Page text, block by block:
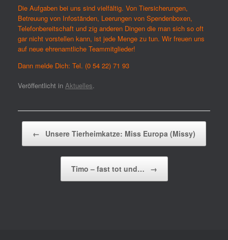
Die Aufgaben bei uns sind vielfältig. Von Tiersicherungen,
Betreuung von Infoständen, Leerungen von Spendenboxen,
Telefonbereitschaft und zig anderen Dingen die man sich so oft
gar nicht vorstellen kann, ist jede Menge zu tun. Wir freuen uns
auf neue ehrenamtliche Teammitglieder!
Dann melde Dich: Tel. (0 54 22) 71 93
Veröffentlicht in Aktuelles.
← Unsere Tierheimkatze: Miss Europa (Missy)
Timo – fast tot und… →